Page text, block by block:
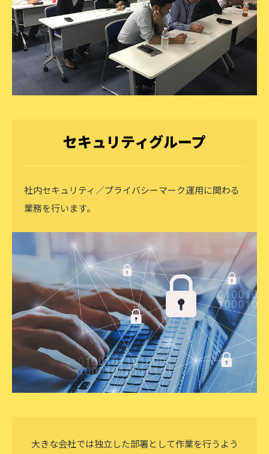
セキュリティグループ
社内セキュリティ／プライバシーマーク運用に関わる
業務を行います。
大きな会社では独立した部署として作業を行うよう